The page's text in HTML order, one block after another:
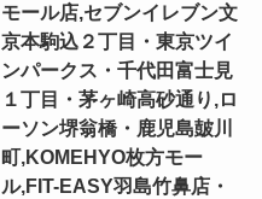
モール店,セブンイレブン文
京本駒込２丁目・東京ツイ
ンパークス・千代田富士見
１丁目・茅ヶ崎高砂通り,ロ
ーソン堺翁橋・鹿児島皷川
町,KOMEHYO枚方モー
ル,FIT-EASY羽島竹鼻店・